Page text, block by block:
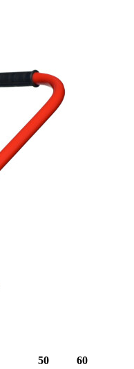
50 60